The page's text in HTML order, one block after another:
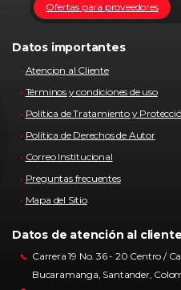
Ofertas para proveedores
Datos importantes
Atencion al Cliente
Términos y condiciones de uso
Política de Tratamiento y
Política de Derechos de Autor
Correo Institucional
Preguntas frecuentes
Mapa del Sitio
Datos de atención al cliente
Carrera 19 No. 36 - 20 Centro /
Bucaramanga, Santander,